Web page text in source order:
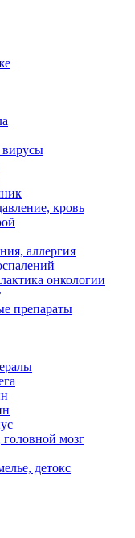
вирусы
кровь
аллергия
онкологии
препараты
головной мозг
детокс